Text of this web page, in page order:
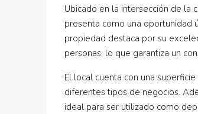
Ubicado en la intersección de la
presenta como una oportunidad
propiedad destaca por su
personas, lo que garantiza un
El local cuenta con una
diferentes tipos de negocios.
ideal para ser utilizado como